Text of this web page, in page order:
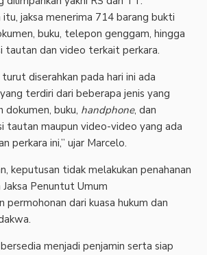
jaksa menerima 714 barang bukti
buku, telepon genggam, hingga
tautan dan video terkait perkara.
diserahkan pada hari ini ada
terdiri dari beberapa jenis yang
dokumen, buku, handphone, dan
tautan maupun video-video yang ada
perkara ini,” ujar Marcelo.
keputusan tidak melakukan penahanan
Penuntut Umum
permohonan dari kuasa hukum dan
menjadi penjamin serta siap